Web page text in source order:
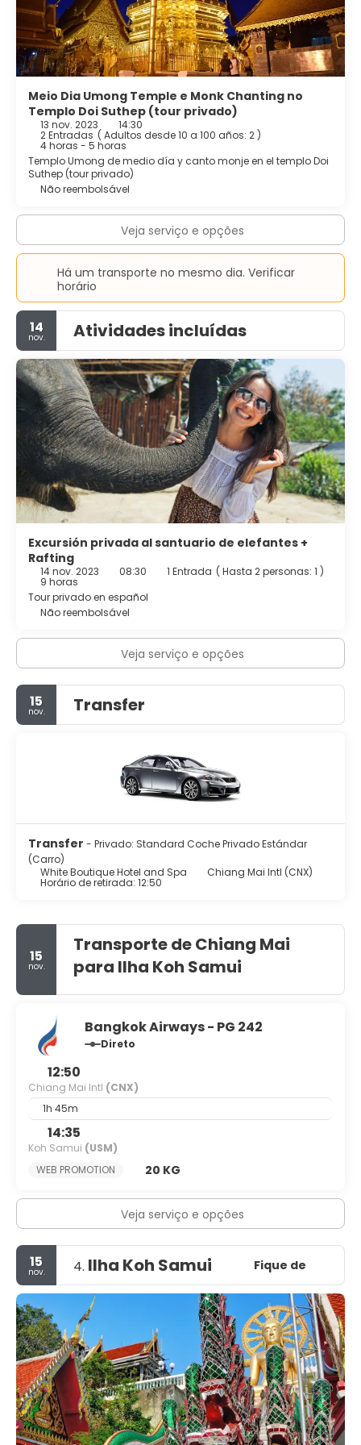
Meio Dia Umong Temple e Monk Chanting no
Templo Doi Suthep (tour privado)
13 nov. 2023 14:30
2 Entradas ( Adultos desde 10 a 100 años: 2 )
4 horas - 5 horas
Templo Umong de medio día y canto monje en el templo Doi
Suthep (tour privado)
Não reembolsável
Veja serviço e opções
Há um transporte no mesmo dia. Verificar
horário
14
nov. Atividades incluídas
Excursión privada al santuario de elefantes +
Rafting
14 nov. 2023 08:30 1 Entrada ( Hasta 2 personas: 1 )
9 horas
Tour privado en español
Não reembolsável
Veja serviço e opções
15
nov. Transfer
Transfer - Privado: Standard Coche Privado Estándar
(Carro)
White Boutique Hotel and Spa
Chiang Mai Intl (CNX)
Horário de retirada: 12:50
15
nov.
Transporte de Chiang Mai
para Ilha Koh Samui
Bangkok Airways - PG 242
Direto
12:50
Chiang Mai Intl (CNX)
1h 45m
14:35
Koh Samui (USM)
WEB PROMOTION
20 KG
Veja serviço e opções
15
nov. 4. Ilha Koh Samui Fique de